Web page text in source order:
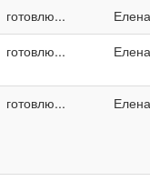
готовлю...
готовлю...
готовлю...